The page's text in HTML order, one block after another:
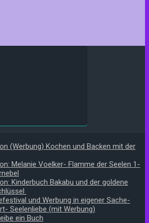
(Werbung) Kochen und Backen mit der
Melanie Voelker- Flamme der Seelen 1-
Kinderbuch Bakabu und der goldene
und Werbung in eigener Sache-
Seelenliebe (mit Werbung)
ein Buch